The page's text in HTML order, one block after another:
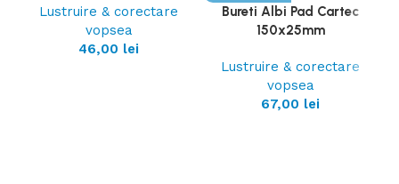
Lustruire & corectare
vopsea
46,00 lei
Bureti Albi Pad Cartec
150x25mm
Lustruire & corectare
vopsea
67,00 lei